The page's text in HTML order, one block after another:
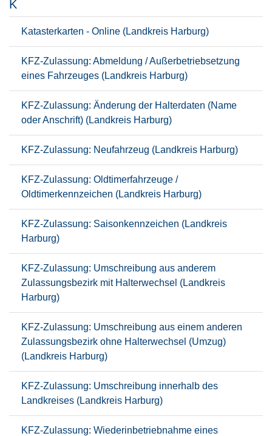
K
Katasterkarten - Online (Landkreis Harburg)
KFZ-Zulassung: Abmeldung / Außerbetriebsetzung
eines Fahrzeuges (Landkreis Harburg)
KFZ-Zulassung: Änderung der Halterdaten (Name
oder Anschrift) (Landkreis Harburg)
KFZ-Zulassung: Neufahrzeug (Landkreis Harburg)
KFZ-Zulassung: Oldtimerfahrzeuge /
Oldtimerkennzeichen (Landkreis Harburg)
KFZ-Zulassung: Saisonkennzeichen (Landkreis
Harburg)
KFZ-Zulassung: Umschreibung aus anderem
Zulassungsbezirk mit Halterwechsel (Landkreis
Harburg)
KFZ-Zulassung: Umschreibung aus einem anderen
Zulassungsbezirk ohne Halterwechsel (Umzug)
(Landkreis Harburg)
KFZ-Zulassung: Umschreibung innerhalb des
Landkreises (Landkreis Harburg)
KFZ-Zulassung: Wiederinbetriebnahme eines